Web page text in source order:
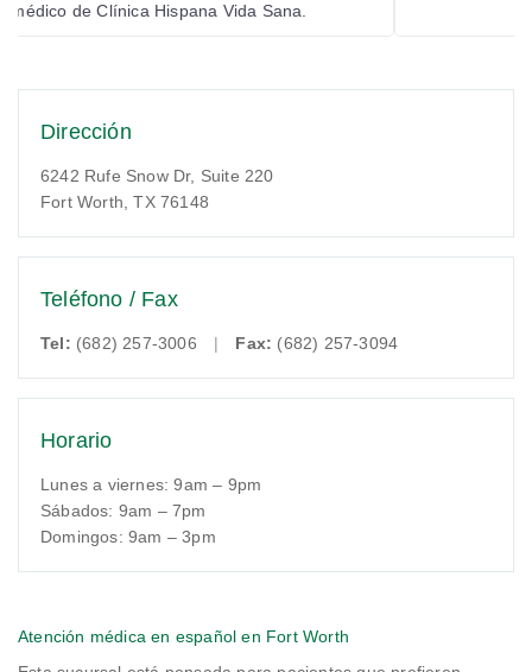
médico de Clínica Hispana Vida Sana.
Dirección
6242 Rufe Snow Dr, Suite 220
Fort Worth, TX 76148
Teléfono / Fax
Tel: (682) 257-3006 | Fax: (682) 257-3094
Horario
Lunes a viernes: 9am – 9pm
Sábados: 9am – 7pm
Domingos: 9am – 3pm
Atención médica en español en Fort Worth